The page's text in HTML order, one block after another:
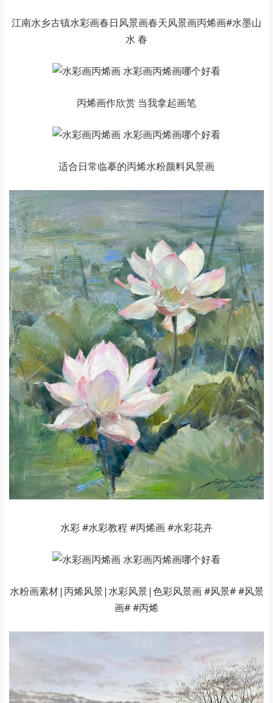
江南水乡古镇水彩画春日风景画春天风景画丙烯画#水墨山
水 春
丙烯画作欣赏 当我拿起画笔
适合日常临摹的丙烯水粉颜料风景画
水彩 #水彩教程 #丙烯画 #水彩花卉
水粉画素材|丙烯风景|水彩风景|色彩风景画 #风景# #风景
画# #丙烯